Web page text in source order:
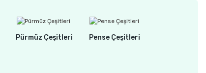
Pürmüz Çeşitleri Pense Çeşitleri